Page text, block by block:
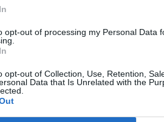
opt-out of processing my Personal Data
opt-out of Collection, Use, Retention,
Data that Is Unrelated with the
kysymys
siitä, että
Hänen mukaansa
jopa muutamassa